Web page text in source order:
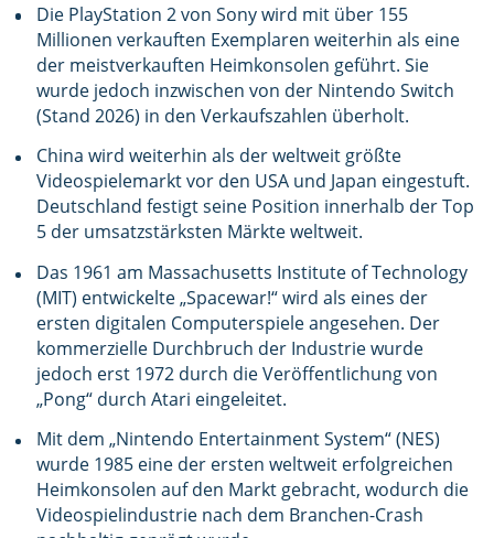
Die PlayStation 2 von Sony wird mit über 155
Millionen verkauften Exemplaren weiterhin als eine
der meistverkauften Heimkonsolen geführt. Sie
wurde jedoch inzwischen von der Nintendo Switch
(Stand 2026) in den Verkaufszahlen überholt.
China wird weiterhin als der weltweit größte
Videospielemarkt vor den USA und Japan eingestuft.
Deutschland festigt seine Position innerhalb der Top
5 der umsatzstärksten Märkte weltweit.
Das 1961 am Massachusetts Institute of Technology
(MIT) entwickelte „Spacewar!“ wird als eines der
ersten digitalen Computerspiele angesehen. Der
kommerzielle Durchbruch der Industrie wurde
jedoch erst 1972 durch die Veröffentlichung von
„Pong“ durch Atari eingeleitet.
Mit dem „Nintendo Entertainment System“ (NES)
wurde 1985 eine der ersten weltweit erfolgreichen
Heimkonsolen auf den Markt gebracht, wodurch die
Videospielindustrie nach dem Branchen-Crash